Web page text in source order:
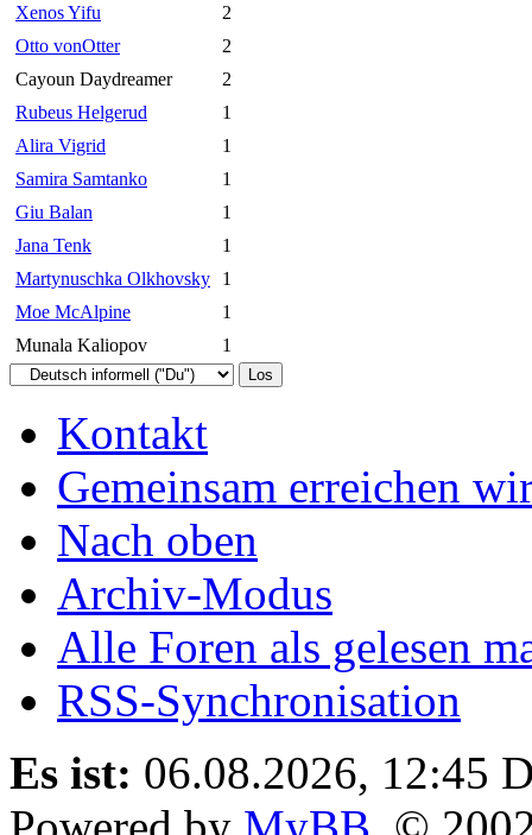
Xenos Yifu
2
Otto vonOtter
2
Cayoun Daydreamer
2
Rubeus Helgerud
1
Alira Vigrid
1
Samira Samtanko
1
Giu Balan
1
Jana Tenk
1
Martynuschka Olkhovsky
1
Moe McAlpine
1
Munala Kaliopov
1
Kontakt
Gemeinsam erreichen
Nach oben
Archiv-Modus
Alle Foren als gelesen
RSS-Synchronisation
Es ist: 06.08.2026, 12:45